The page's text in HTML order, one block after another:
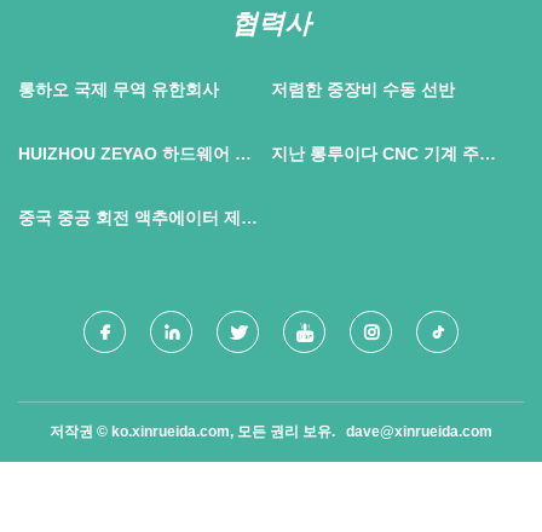
협력사
롱하오 국제 무역 유한회사 저렴한 중장비 수동 선반
HUIZHOU ZEYAO 하드웨어 제
지난 롱루이다 CNC 기계 주식
중국 중공 회전 액추에이터 제조
저작권 © ko.xinrueida.com, 모든 권리 보유. dave@xinrueida.com